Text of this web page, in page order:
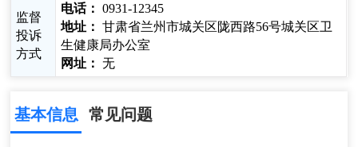
监督
投诉
方式
电话： 0931-12345
地址： 甘肃省兰州市城关区陇西路56号城关区卫
生健康局办公室
网址： 无
基本信息 常见问题